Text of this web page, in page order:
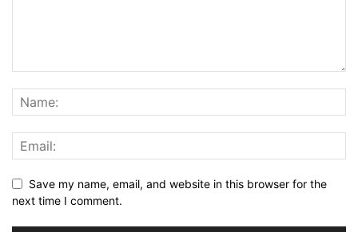
Save my name, email, and website in this browser for the
next time I comment.